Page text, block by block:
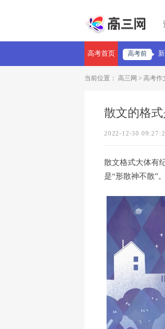
高考首页 高考前
当前位置： 高三网 > 高考作
散文的格
2022-12-30
散文格式大体有
是“形散神不散”